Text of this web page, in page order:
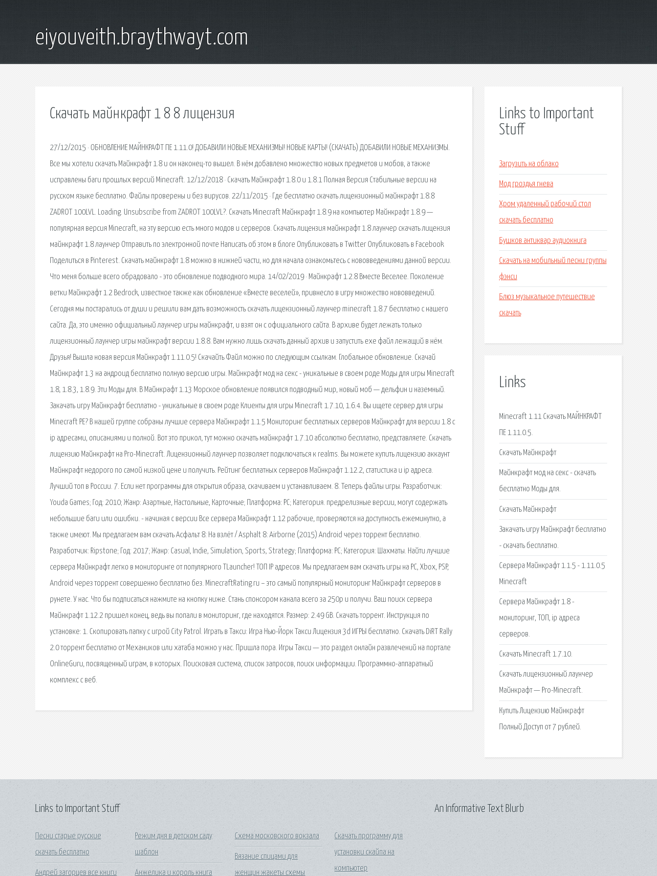
eiyouveith.braythwayt.com
Скачать майнкрафт 1 8 8 лицензия
27/12/2015 · ОБНОВЛЕНИЕ МАЙНКРАФТ ПЕ 1.11.0! ДОБАВИЛИ НОВЫЕ МЕХАНИЗМЫ! НОВЫЕ КАРТЫ! (СКАЧАТЬ) ДОБАВИЛИ НОВЫЕ МЕХАНИЗМЫ.
Все мы хотели скачать Майнкрафт 1.8 и он наконец-то вышел. В нём добавлено множество новых предметов и мобов, а также
исправлены баги прошлых версий Minecraft. 12/12/2018 · Скачать Майнкрафт 1.8.0 и 1.8.1 Полная Версия Стабильные версии на
русском языке бесплатно. Файлы проверены и без вирусов. 22/11/2015 · Где бесплатно скачать лицензионный майнкрафт 1.8.8
ZADROT 100LVL. Loading. Unsubscribe from ZADROT 100LVL?. Скачать Minecraft Майнкрафт 1.8.9 на компьютер Майнкрафт 1.8.9 —
популярная версия Minecraft, на эту версию есть много модов и серверов. Скачать лицензия майнкрафт 1.8 лаунчер скачать лицензия
майнкрафт 1.8 лаунчер Отправить по электронной почте Написать об этом в блоге Опубликовать в Twitter Опубликовать в Facebook
Поделиться в Pinterest. Скачать майнкрафт 1.8 можно в нижней части, но для начала ознакомьтесь с нововведениями данной версии.
Что меня больше всего обрадовало - это обновление подводного мира. 14/02/2019 · Майнкрафт 1.2.8 Вместе Веселее. Поколение
ветки Майнкрафт 1.2 Bedrock, известное также как обновление «Вместе веселей», привнесло в игру множество нововведений.
Сегодня мы постарались от души и решили вам дать возможность скачать лицензионный лаунчер minecraft 1.8.7 бесплатно с нашего
сайта. Да, это именно официальный лаунчер игры майнкрафт, и взят он с официального сайта. В архиве будет лежать только
лицензионный лаунчер игры майнкрафт версии 1.8.8. Вам нужно лишь скачать данный архив и запустить exe файл лежащий в нём.
Друзья! Вышла новая версия Майнкрафт 1.11.0.5! Скачайть Файл можно по следующим ссылкам. Глобальное обновление. Скачай
Майнкрафт 1.3 на андроид бесплатно полную версию игры. Майнкрафт мод на секс - уникальные в своем роде Моды для игры Minecraft
1.8, 1.8.3, 1.8.9. Эти Моды для. В Майнкрафт 1.13 Морское обновление появился подводный мир, новый моб — дельфин и наземный.
Закачать игру Майнкрафт бесплатно - уникальные в своем роде Клиенты для игры Minecraft 1.7.10, 1.6.4. Вы ищете сервер для игры
Minecraft PE? В нашей группе собраны лучшие сервера Майнкрафт 1.1.5 Мониторинг бесплатных серверов Майнкрафт для версии 1.8 с
ip адресами, описаниями и полной. Вот это прикол, тут можно скачать майнкрафт 1.7.10 абсолютно бесплатно, представляете. Скачать
лицензию Майнкрафт на Pro-Minecraft. Лицензионный лаунчер позволяет подключаться к realms. Вы можете купить лицензию аккаунт
Майнкрафт недорого по самой низкой цене и получить. Рейтинг бесплатных серверов Майнкрафт 1.12.2, статистика и ip адреса.
Лучший топ в России. 7. Если нет программы для открытия образа, скачиваем и устанавливаем. 8. Теперь файлы игры. Разработчик:
Youda Games; Год: 2010; Жанр: Азартные, Настольные, Карточные; Платформа: PC; Категория. предрелизные версии, могут содержать
небольшие баги или ошибки. - начиная с версии Все сервера Майнкрафт 1.12 рабочие, проверяются на доступность ежеминутно, а
также имеют. Мы предлагаем вам скачать Асфальт 8: На взлёт / Asphalt 8: Airborne (2015) Android через торрент бесплатно.
Разработчик: Ripstone; Год: 2017; Жанр: Casual, Indie, Simulation, Sports, Strategy; Платформа: PC; Категория: Шахматы. Найти лучшие
сервера Майнкрафт легко в мониторинге от популярного TLauncher! ТОП IP адресов. Мы предлагаем вам скачать игры на PC, Xbox, PSP,
Android через торрент совершенно бесплатно без. MinecraftRating.ru – это самый популярный мониторинг Майнкрафт серверов в
рунете. У нас. Что бы подписаться нажмите на кнопку ниже. Стань спонсором канала всего за 250р и получи. Ваш поиск сервера
Майнкрафт 1.12.2 пришел конец, ведь вы попали в мониторинг, где находятся. Размер: 2.49 GB. Скачать торрент. Инструкция по
установке: 1. Скопировать папку с игрой City Patrol. Играть в Такси: Игра Нью-Йорк Такси Лицензия 3d ИГРЫ бесплатно. Скачать DiRT Rally
2.0 торрент бесплатно от Механиков или хатаба можно у нас. Пришла пора. Игры Такси — это раздел онлайн развлечений на портале
OnlineGuru, посвященный играм, в которых. Поисковая сиcтема, список запросов, поиск информации. Программно-аппаратный
комплекс с веб.
Links to Important
Stuff
Загрузить на облако
Мод гроздья гнева
Хром удаленный рабочий стол
скачать бесплатно
Бушков антиквар аудиокнига
Скачать на мобильный песни группы
фэнси
Блюз музыкальное путешествие
скачать
Links
Minecraft 1.11 Скачать МАЙНКРАФТ
ПЕ 1.11.0.5.
Скачать Майнкрафт
Майнкрафт мод на секс - скачать
бесплатно Моды для.
Скачать Майнкрафт
Закачать игру Майнкрафт бесплатно
- скачать бесплатно.
Сервера Майнкрафт 1.1.5 - 1.11.0.5
Minecraft
Сервера Майнкрафт 1.8 -
мониторинг, ТОП, ip адреса
серверов.
Скачать Minecraft 1.7.10.
Cкачать лицензионный лаунчер
Майнкрафт — Pro-Minecraft.
Купить Лицензию Майнкрафт
Полный Доступ от 7 рублей.
Links to Important Stuff
Песни старые русские
скачать бесплатно
Андрей загорцев все книги
Режим дня в детском саду
шаблон
Анжелика и король книга
Схема московского вокзала
Вязание спицами для
женщин жакеты схемы
Скачать программу для
установки скайпа на
компьютер
An Informative Text Blurb